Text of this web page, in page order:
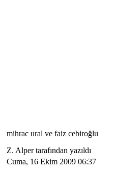
mihrac ural ve faiz cebiroğlu
Z. Alper tarafından yazıldı
Cuma, 16 Ekim 2009 06:37